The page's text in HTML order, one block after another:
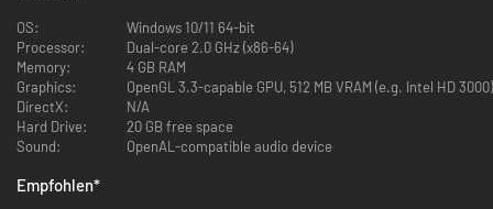
Windows & Linux, 64-Bit: nativer plattformübergreifender Build
(Steam-Deck-/SteamOS-freundlich)
Ultrawide & jede Auflösung
randlos, im Fenster oder im Vollbild; wählbare Bildwiederholrate und
V-Sync
Modernes Rendering: neuer OpenGL-3.3-Renderer mit gestochen
scharfen, skalierbaren (TrueType-)Schriften
Volle Controller-Unterstützung
Deadzone und Ansprechverhalten sowie vollständig neu belegbare
OS:
Windows 10/11 64-bit
Processor:
Dual-core 2.0 GHz (x86-64)
Memory:
4 GB RAM
Graphics:
OpenGL 3.3-capable GPU, 512 MB VRAM (e.g. Intel HD 3000)
DirectX:
N/A
Hard Drive:
20 GB free space
Sound:
OpenAL-compatible audio device
Empfohlen*